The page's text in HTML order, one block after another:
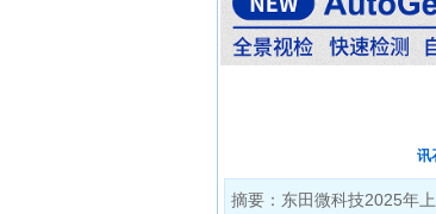
讯
摘要：东田微科技2025年